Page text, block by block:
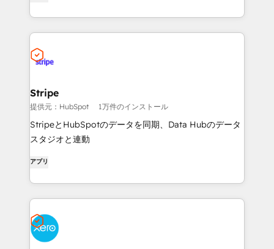
Stripe
提供元：HubSpot 1万件のインストール
StripeとHubSpotのデータを同期、Data Hubのデータ
スタジオと連動
アプリ